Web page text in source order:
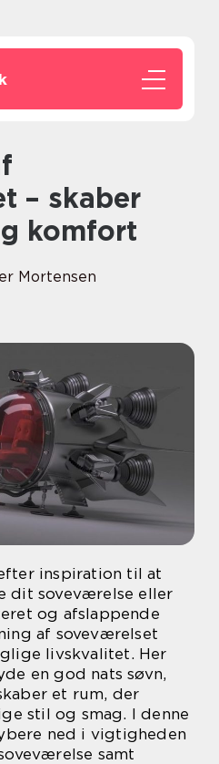
– skaber
komfort
Mortensen
inspiration til at
dit soveværelse eller
og afslappende
af soveværelset
livskvalitet. Her
en god nats søvn,
et rum, der
stil og smag. I denne
ned i vigtigheden
samt